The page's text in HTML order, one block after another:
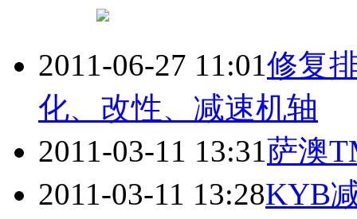
2011-06-27 11:01修复
化、改性、 减速机轴
2011-03-11 13:31萨澳
2011-03-11 13:28KYB